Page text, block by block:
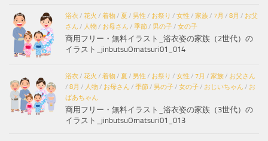
浴衣/ 花火 / 着物/ 夏 / 男性 / お祭り / 女性 / 家族/ 7月 / 8月 / お父
さん / 人物/ お母さん / 季節/ 男の子/ 女の子
商用フリー・無料イラスト_浴衣姿の家族（2世代）の
イラスト_jinbutsuOmatsuri01_014
浴衣/ 花火 / 着物/ 夏 / 男性 / お祭り / 女性 / 7月 / 家族/ お父さん
/ 8月 / 人物/ お母さん / 季節/ 男の子/ 女の子/ おじいちゃん / お
ばあちゃん
商用フリー・無料イラスト_浴衣姿の家族（3世代）の
イラスト_jinbutsuOmatsuri01_013